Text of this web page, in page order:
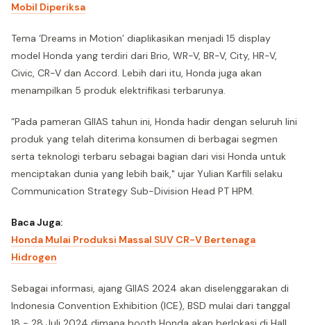
Mobil Diperiksa
Tema ‘Dreams in Motion’ diaplikasikan menjadi 15 display
model Honda yang terdiri dari Brio, WR-V, BR-V, City, HR-V,
Civic, CR-V dan Accord. Lebih dari itu, Honda juga akan
menampilkan 5 produk elektrifikasi terbarunya.
“Pada pameran GIIAS tahun ini, Honda hadir dengan seluruh lini
produk yang telah diterima konsumen di berbagai segmen
serta teknologi terbaru sebagai bagian dari visi Honda untuk
menciptakan dunia yang lebih baik," ujar Yulian Karfili selaku
Communication Strategy Sub-Division Head PT HPM.
Baca Juga:
Honda Mulai Produksi Massal SUV CR-V Bertenaga
Hidrogen
Sebagai informasi, ajang GIIAS 2024 akan diselenggarakan di
Indonesia Convention Exhibition (ICE), BSD mulai dari tanggal